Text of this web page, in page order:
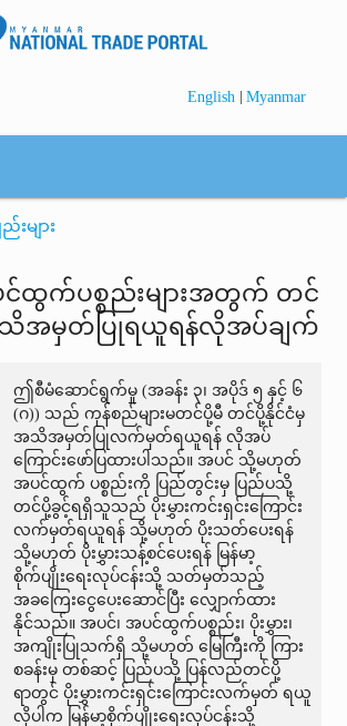
English | Myanmar
းများ
ထွက်ပစ္စည်းများအတွက် တင်
အမှတ်ပြုရယူရန်လိုအပ်ချက်
ဤစီမံဆောင်ရွက်မှု (အခန်း ၃၊ အပိုဒ် ၅ နှင့် ၆
(ဂ)) သည် ကုန်စည်များမတင်ပို့မီ တင်ပို့နိုင်ငံမှ
အသိအမှတ်ပြုလက်မှတ်ရယူရန် လိုအပ်
ကြောင်းဖော်ပြထားပါသည်။ အပင် သို့မဟုတ်
အပင်ထွက် ပစ္စည်းကို ပြည်တွင်းမှ ပြည်ပသို့
တင်ပို့ခွင့်ရရှိသူသည် ပိုးမွှားကင်းရှင်းကြောင်း
လက်မှတ်ရယူရန် သို့မဟုတ် ပိုးသတ်ပေးရန်
သို့မဟုတ် ပိုးမွှားသန့်စင်ပေးရန် မြန်မာ့
စိုက်ပျိုးရေးလုပ်ငန်းသို့ သတ်မှတ်သည့်
အခကြေးငွေပေးဆောင်ပြီး လျှောက်ထား
နိုင်သည်။ အပင်၊ အပင်ထွက်ပစ္စည်း၊ ပိုးမွှား၊
အကျိုးပြုသက်ရှိ သို့မဟုတ် မြေကြီးကို ကြား
စခန်းမှ တစ်ဆင့် ပြည်ပသို့ ပြန်လည်တင်ပို့
ရာတွင် ပိုးမွှားကင်းရှင်းကြောင်းလက်မှတ် ရယူ
လိုပါက မြန်မာ့စိုက်ပျိုးရေးလုပ်ငန်းသို့